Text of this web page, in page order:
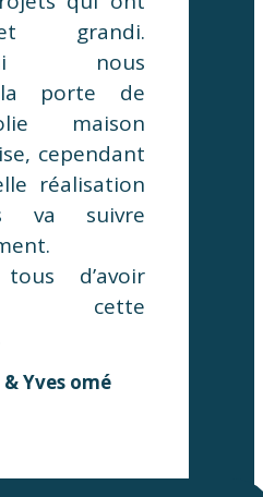
grandi.
nous
porte de
maison
cependant
réalisation
va suivre
d’avoir
cette
Yves omé